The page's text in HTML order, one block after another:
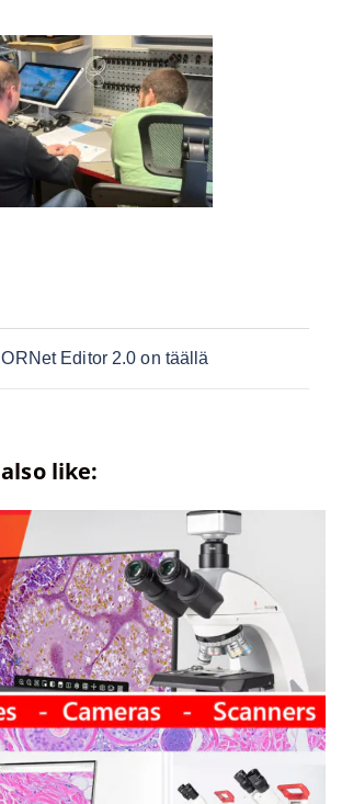
ORNet Editor 2.0 on täällä
like: